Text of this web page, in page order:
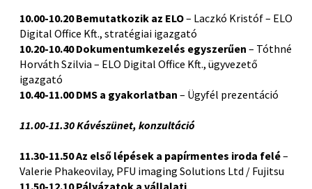
10.00-10.20 Bemutatkozik az ELO– Laczkó Kristóf – ELO
Digital Office Kft., stratégiai igazgató
10.20-10.40 Dokumentumkezelés egyszerűen – Tóthné
Horváth Szilvia – ELO Digital Office Kft., ügyvezető
igazgató
10.40-11.00 DMS a gyakorlatban – Ügyfél prezentáció
11.00-11.30 Kávészünet, konzultáció
11.30-11.50 Az első lépések a papírmentes iroda felé–
Valerie Phakeovilay, PFU imaging Solutions Ltd / Fujitsu
11.50-12.10 Pályázatok a vállalati